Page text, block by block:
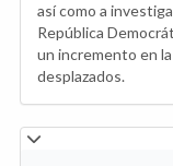
así como a
República
un incremento en
desplazados.